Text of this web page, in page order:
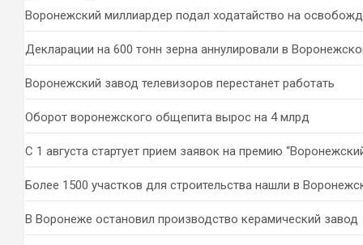
Воронежский миллиардер подал ходатайство на
Декларации на 600 тонн зерна аннулировали в
Воронежский завод телевизоров перестанет работать
Оборот воронежского общепита вырос на 4 млрд
С 1 августа стартует прием заявок на премию
Более 1500 участков для строительства нашли в
В Воронеже остановил производство керамический завод